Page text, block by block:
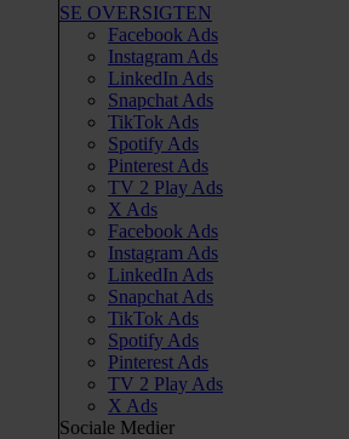
SE OVERSIGTEN
Facebook Ads
Instagram Ads
LinkedIn Ads
Snapchat Ads
TikTok Ads
Spotify Ads
Pinterest Ads
TV 2 Play Ads
X Ads
Facebook Ads
Instagram Ads
LinkedIn Ads
Snapchat Ads
TikTok Ads
Spotify Ads
Pinterest Ads
TV 2 Play Ads
X Ads
Sociale Medier